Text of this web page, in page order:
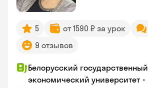
5 от 1590 ₽ за урок
9 отзывов
Белорусский государственный
экономический университет •